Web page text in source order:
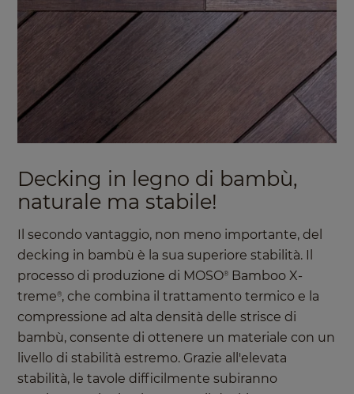
Decking in legno di bambù,
naturale ma stabile!
Il secondo vantaggio, non meno importante, del
decking in bambù è la sua superiore stabilità. Il
processo di produzione di MOSO®
Bamboo X-
treme®, che combina il trattamento termico e la
compressione ad alta densità delle strisce di
bambù, consente di ottenere un materiale con un
livello di stabilità estremo. Grazie all'elevata
stabilità, le tavole difficilmente subiranno